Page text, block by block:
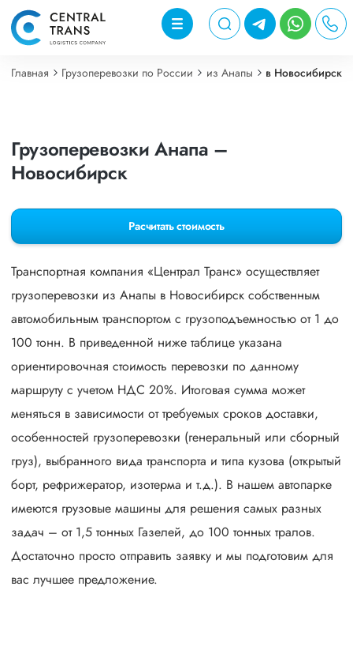
Главная Грузоперевозки по России из Анапы в Новосибирск
Грузоперевозки Анапа –
Новосибирск
Расчитать стоимость
Транспортная компания «Централ Транс» осуществляет
грузоперевозки из Анапы в Новосибирск собственным
автомобильным транспортом с грузоподъемностью от 1 до
100 тонн. В приведенной ниже таблице указана
ориентировочная стоимость перевозки по данному
маршруту с учетом НДС 20%. Итоговая сумма может
меняться в зависимости от требуемых сроков доставки,
особенностей грузоперевозки (генеральный или сборный
груз), выбранного вида транспорта и типа кузова (открытый
борт, рефрижератор, изотерма и т.д.). В нашем автопарке
имеются грузовые машины для решения самых разных
задач – от 1,5 тонных Газелей, до 100 тонных тралов.
Достаточно просто отправить заявку и мы подготовим для
вас лучшее предложение.